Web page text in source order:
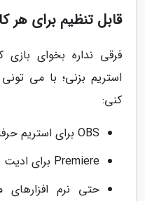
قابل تنظیم برای هر
فرقی نداره بخوای بازی
استریم بزنی؛ با می
کنی:
OBS برای استریم حرفه ای
Premiere برای ادیت ویدیو
حتی نرم افزارهای